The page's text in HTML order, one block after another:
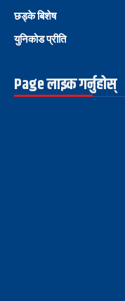
छड्के बिशेष
युनिकोड प्रीति
Page लाइक गर्नुहोस्